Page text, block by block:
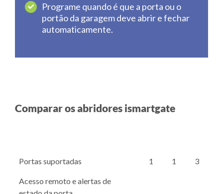
Programe quando é que a porta ou o
portão da garagem deve abrir e fechar
automaticamente.
Comparar os abridores ismartgate
Portas suportadas 1 1 3
Acesso remoto e alertas de